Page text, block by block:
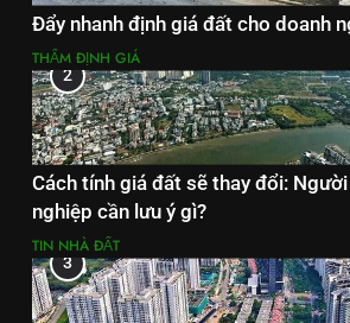
Đẩy nhanh định giá đất cho doanh
THẨM ĐỊNH GIÁ
2
Cách tính giá đất sẽ thay đổi:
nghiệp cần lưu ý gì?
TIN NHÀ ĐẤT
3